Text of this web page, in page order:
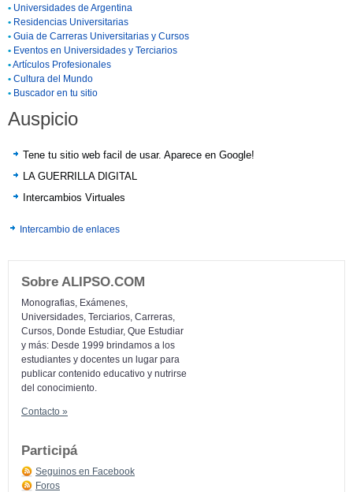
• Universidades de Argentina
• Residencias Universitarias
• Guia de Carreras Universitarias y Cursos
• Eventos en Universidades y Terciarios
•Artículos Profesionales
• Cultura del Mundo
• Buscador en tu sitio
Auspicio
Tene tu sitio web facil de usar. Aparece en Google!
LA GUERRILLA DIGITAL
Intercambios Virtuales
Intercambio de enlaces
Sobre ALIPSO.COM
Monografias, Exámenes,
Universidades, Terciarios, Carreras,
Cursos, Donde Estudiar, Que Estudiar
y más: Desde 1999 brindamos a los
estudiantes y docentes un lugar para
publicar contenido educativo y nutrirse
del conocimiento.
Contacto »
Participá
Seguinos en Facebook
Foros